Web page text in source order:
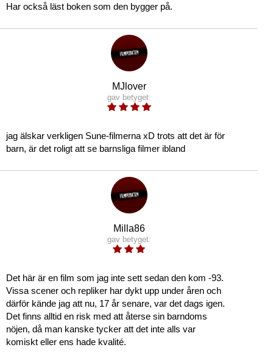
Har också läst boken som den bygger på.
MJlover
gav betyget:
jag älskar verkligen Sune-filmerna xD trots att det är för
barn, är det roligt att se barnsliga filmer ibland
Milla86
gav betyget:
Det här är en film som jag inte sett sedan den kom -93.
Vissa scener och repliker har dykt upp under åren och
därför kände jag att nu, 17 år senare, var det dags igen.
Det finns alltid en risk med att återse sin barndoms
nöjen, då man kanske tycker att det inte alls var
komiskt eller ens hade kvalité.